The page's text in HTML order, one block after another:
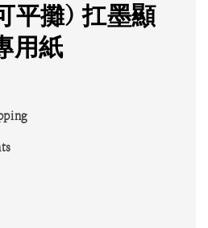
平攤) 扛墨顯
用紙